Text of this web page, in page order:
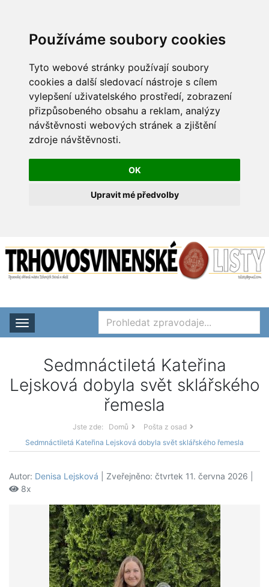
Používáme soubory cookies
Tyto webové stránky používají soubory
cookies a další sledovací nástroje s cílem
vylepšení uživatelského prostředí, zobrazení
přizpůsobeného obsahu a reklam, analýzy
návštěvnosti webových stránek a zjištění
zdroje návštěvnosti.
OK
Upravit mé předvolby
Rozbalit nabídku
Sedmnáctiletá Kateřina
Lejsková dobyla svět sklářského
řemesla
Jste zde: Domů
Pošta z osad
Sedmnáctiletá Kateřina Lejsková dobyla svět sklářského řemesla
Autor: Denisa Lejsková | Zveřejněno: čtvrtek 11. června 2026 |
8x